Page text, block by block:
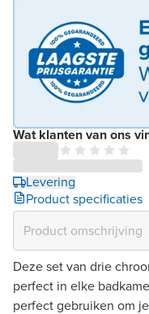
Wat klanten van ons
Levering
Product specificaties
Deze set van drie
perfect in elke
perfect gebruiken om